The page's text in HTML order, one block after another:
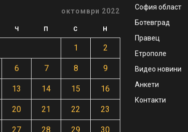
октомври 2022
Ч П С Н
1 2
6 7 8 9
13 14 15 16
20 21 22 23
27 28 29 30
София област
Ботевград
Правец
Етрополе
Видео новини
Анкети
Контакти